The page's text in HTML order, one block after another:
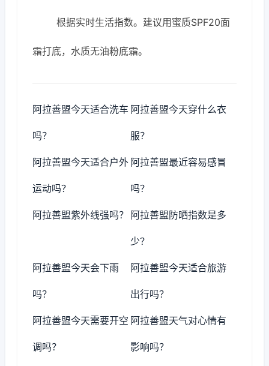
根据实时生活指数。建议用蜜质SPF20面
霜打底，水质无油粉底霜。
阿拉善盟今天适合洗车
吗？
阿拉善盟今天穿什么衣
服？
阿拉善盟今天适合户外
运动吗？
阿拉善盟最近容易感冒
吗？
阿拉善盟紫外线强吗？ 阿拉善盟防晒指数是多
少？
阿拉善盟今天会下雨
吗？
阿拉善盟今天适合旅游
出行吗？
阿拉善盟今天需要开空
调吗？
阿拉善盟天气对心情有
影响吗？